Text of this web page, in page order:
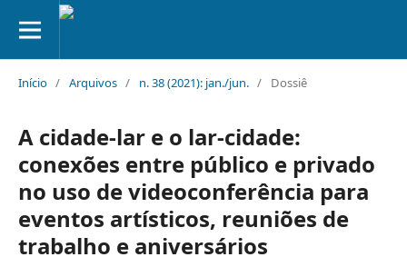
Início / Arquivos / n. 38 (2021): jan./jun. / Dossiê
A cidade-lar e o lar-cidade:
conexões entre público e privado
no uso de videoconferência para
eventos artísticos, reuniões de
trabalho e aniversários